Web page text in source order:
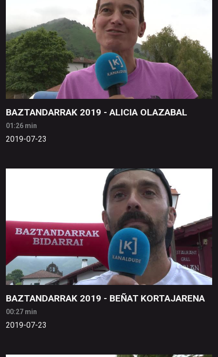
BAZTANDARRAK 2019 - ALICIA OLAZABAL
01:26 min
2019-07-23
BAZTANDARRAK 2019 - BEÑAT KORTAJARENA
00:27 min
2019-07-23